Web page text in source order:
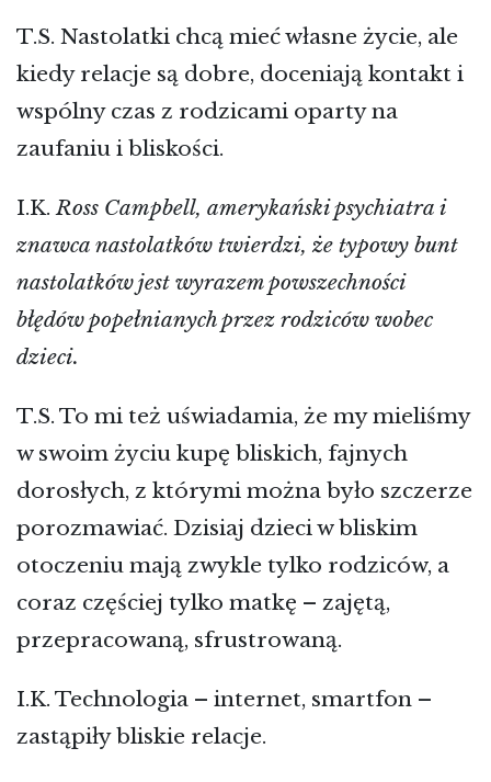
T.S. Nastolatki chcą mieć własne życie, ale
kiedy relacje są dobre, doceniają kontakt i
wspólny czas z rodzicami oparty na
zaufaniu i bliskości.
I.K.Ross Campbell, amerykański psychiatra i
znawca nastolatków twierdzi, że typowy bunt
nastolatków jest wyrazem powszechności
błędów popełnianych przez rodziców wobec
dzieci.
T.S. To mi też uświadamia, że my mieliśmy
w swoim życiu kupę bliskich, fajnych
dorosłych, z którymi można było szczerze
porozmawiać. Dzisiaj dzieci w bliskim
otoczeniu mają zwykle tylko rodziców, a
coraz częściej tylko matkę – zajętą,
przepracowaną, sfrustrowaną.
I.K. Technologia – internet, smartfon –
zastąpiły bliskie relacje.